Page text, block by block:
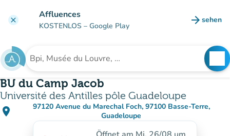
clear Affluences
KOSTENLOS – Google Play arrow_forward sehen
(new
Suche nach einer Einrichtung
BU du Camp Jacob
Université des Antilles pôle Guadeloupe
place
97120 Avenue du Marechal Foch, 97100 Basse-Terre,
Guadeloupe
(in Google Maps öffnen)
(new tab)